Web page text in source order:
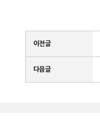
이전글
다음글